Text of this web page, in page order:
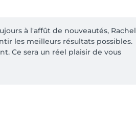
à l'affût de nouveautés, Rachel
les meilleurs résultats possibles.
Ce sera un réel plaisir de vous